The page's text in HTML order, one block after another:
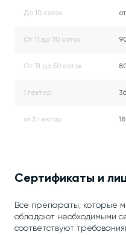
До 10 соток
От 11 до 30 соток
От 31 до 50 соток
1 гектар
от 5 гектар
Сертификаты и
Все препараты, которые
обладают необходимыми
соответствуют